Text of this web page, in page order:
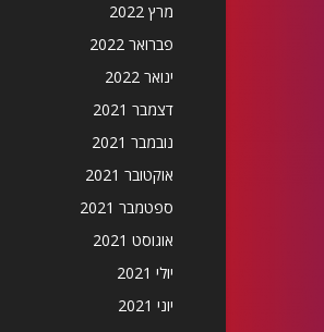
מרץ 2022
פברואר 2022
ינואר 2022
דצמבר 2021
נובמבר 2021
אוקטובר 2021
ספטמבר 2021
אוגוסט 2021
יולי 2021
יוני 2021